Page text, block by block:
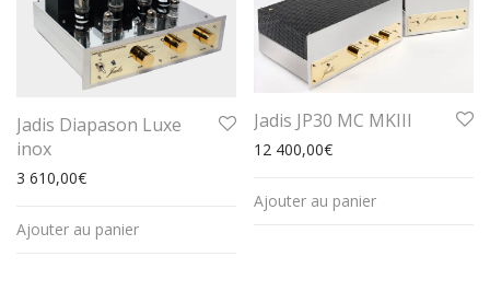
Jadis Diapason Luxe
inox
3 610,00€
Ajouter au panier
Jadis JP30 MC MKIII
12 400,00€
Ajouter au panier